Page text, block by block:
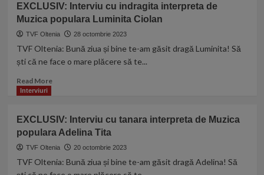
de
jos
Simona
Pătruleasa:
„Nu
am
eu
și
simplu
o
Am
EXCLUSIV: Interviu cu indragita interpreta de
Muzica populara Luminita Ciolan
TVF Oltenia 28 octombrie 2023
TVF Oltenia: Bună ziua și bine te-am găsit dragă Luminita! Să
ști că ne face o mare plăcere să te...
Read MoreRead
Interviu
cu
indragita
interpreta
Interviuri
EXCLUSIV: Interviu cu tanara interpreta de Muzica
populara Adelina Tita
TVF Oltenia 20 octombrie 2023
TVF Oltenia: Bună ziua și bine te-am găsit dragă Adelina! Să